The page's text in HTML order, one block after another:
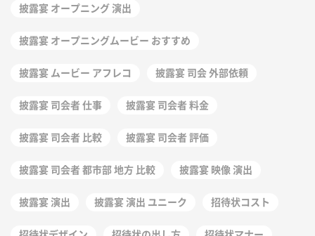
披露宴 オープニング 演出
披露宴 オープニングムービー おすすめ
披露宴 ムービー アフレコ 披露宴 司会 外部依頼
披露宴 司会者 仕事 披露宴 司会者 料金
披露宴 司会者 比較 披露宴 司会者 評価
披露宴 司会者 都市部 地方 比較 披露宴 映像 演出
披露宴 演出 披露宴 演出 ユニーク 招待状コスト